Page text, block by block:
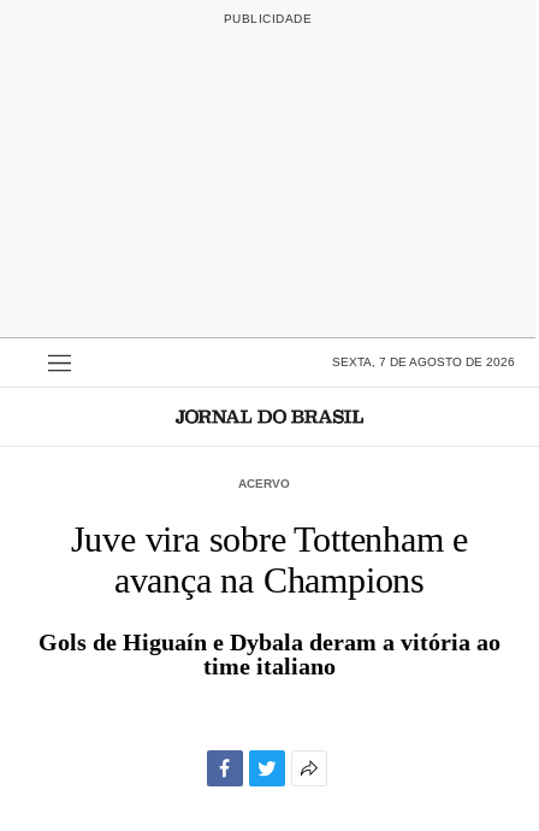
SEXTA, 7 DE AGOSTO DE 2026
ACERVO
Juve vira sobre Tottenham e
avança na Champions
Gols de Higuaín e Dybala deram a vitória ao
time italiano